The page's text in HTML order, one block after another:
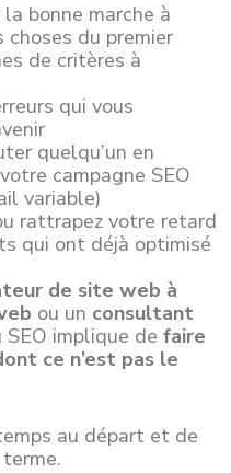
la bonne marche à
du premier
de critères à
qui vous
quelqu’un en
campagne SEO
variable)
rattrapez votre retard
qui ont déjà optimisé
de site web à
ou un consultant
implique de faire
ce n’est pas le
au départ et de